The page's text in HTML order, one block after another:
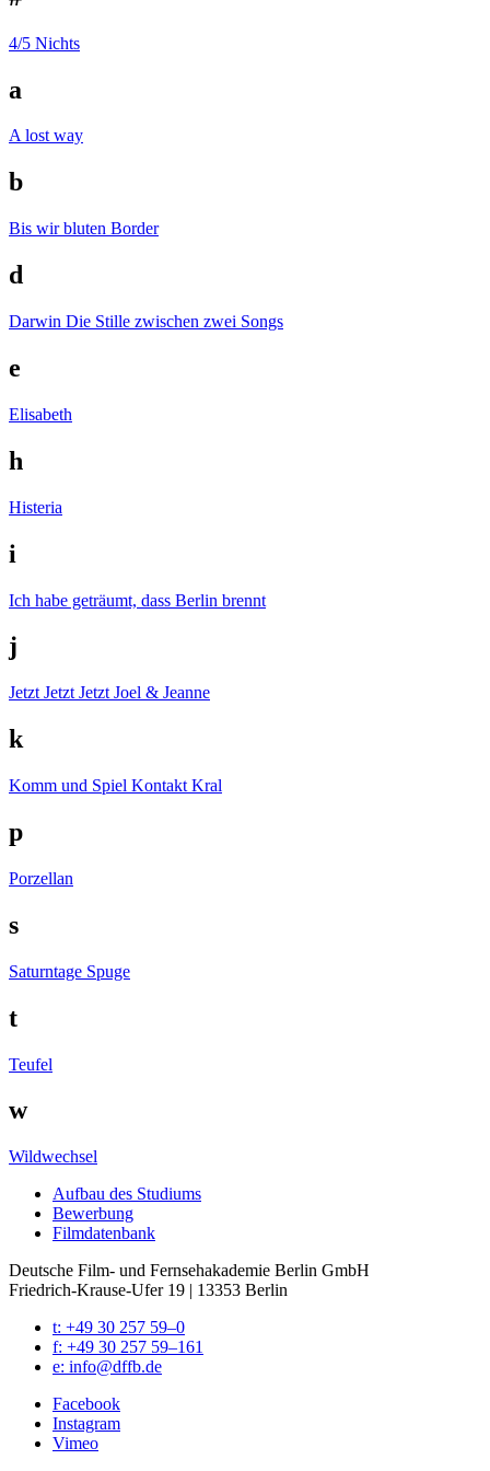
4/5 Nichts
a
A lost way
b
Bis wir bluten Border
d
Darwin Die Stille zwischen zwei Songs
e
Elisabeth
h
Histeria
i
Ich habe geträumt, dass Berlin brennt
j
Jetzt Jetzt Jetzt Joel & Jeanne
k
Komm und Spiel Kontakt Kral
p
Porzellan
s
Saturntage Spuge
t
Teufel
w
Wildwechsel
Auf­bau des Stu­di­ums
Bewer­bung
Film­da­ten­bank
Deutsche Film- und Fernseh­akademie Berlin GmbH
Friedrich-Krause-Ufer 19 | 13353 Berlin
t: +49 30 257 59–0
f: +49 30 257 59–161
e: info@​dffb.​de
Face­book
Insta­gram
Vimeo